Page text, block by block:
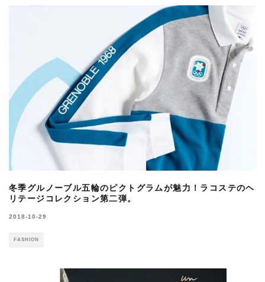
冬季グルノーブル五輪のピクトグラムが魅力！ラコステのヘ
リテージコレクション第二弾。
2018-10-29
FASHION